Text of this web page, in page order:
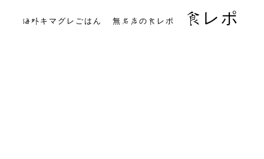
海外キマグレごはん 無名店の食レポ 食レポ